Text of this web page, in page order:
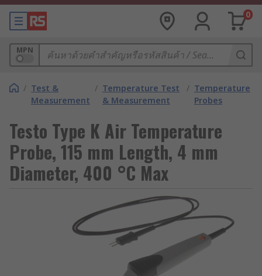
0
MPN
/ Test &
Measurement
/ Temperature Test
& Measurement
/ Temperature
Probes
Testo Type K Air Temperature
Probe, 115 mm Length, 4 mm
Diameter, 400 °C Max